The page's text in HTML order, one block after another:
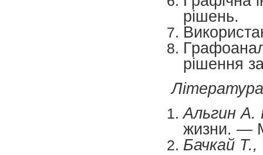
рішень.
рішення
Література
Альгин А.
жизни. —
Бачкай